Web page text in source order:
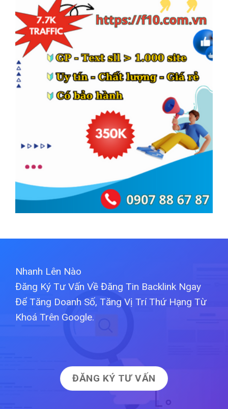
Nhanh Lên Nào
Đăng Ký Tư Vấn Về Đăng Tin Backlink Ngay
Để Tăng Doanh Số, Tăng Vị Trí Thứ Hạng Từ
Khoá Trên Google.
ĐĂNG KÝ TƯ VẤN